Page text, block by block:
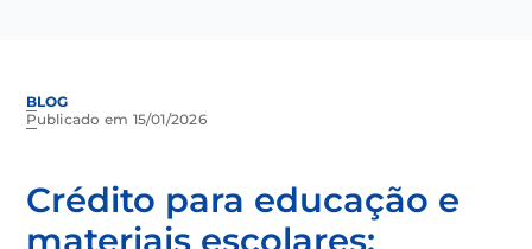
Publicado em 15/01/2026